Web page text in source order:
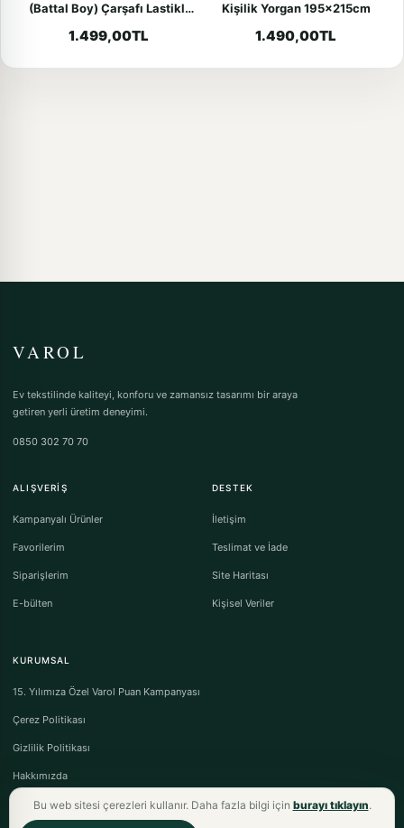
(Battal Boy) Çarşafı Lastikli
1.499,00TL
Kişilik Yorgan 195x215cm
1.490,00TL
VAROL
Ev tekstilinde kaliteyi, konforu ve zamansız tasarımı bir araya
getiren yerli üretim deneyimi.
0850 302 70 70
ALIŞVERIŞ
Kampanyalı Ürünler
Favorilerim
Siparişlerim
E-bülten
DESTEK
İletişim
Teslimat ve İade
Site Haritası
Kişisel Veriler
KURUMSAL
15. Yılımıza Özel Varol Puan Kampanyası
Çerez Politikası
Gizlilik Politikası
Hakkımızda
Bu web sitesi çerezleri kullanır. Daha fazla bilgi için burayı tıklayın.